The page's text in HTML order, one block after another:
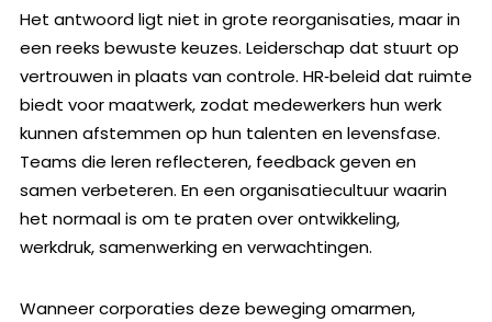
Het antwoord ligt niet in grote reorganisaties, maar in
een reeks bewuste keuzes. Leiderschap dat stuurt op
vertrouwen in plaats van controle. HR‑beleid dat ruimte
biedt voor maatwerk, zodat medewerkers hun werk
kunnen afstemmen op hun talenten en levensfase.
Teams die leren reflecteren, feedback geven en
samen verbeteren. En een organisatiecultuur waarin
het normaal is om te praten over ontwikkeling,
werkdruk, samenwerking en verwachtingen.
Wanneer corporaties deze beweging omarmen,